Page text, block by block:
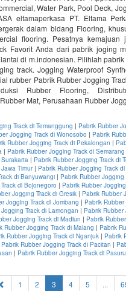
Water Park, Pool Deck,
eltamaperkasa PT. Eltama
dalam bidang Flooring,
flooring. Pesatnya kemajuan
Favorit Anda dari pabrik joging
di m.indonesian. Pilihlah
track. Jogging Waterproof
rubber Pabrik Rubber Jogging
Rubber Flooring,
Mat, Perusahaan Rubber
Track di Temanggung | Pabrik Rubber
Jogging Track di Wonosobo | Pabrik
Rubber Jogging Track di Pekalongan |
| Pabrik Rubber Jogging Track di Semarang
| Pabrik Rubber Jogging Track di
Timur| Pabrik Rubber Jogging Track
di Banyuwangi | Pabrik Rubber Jogging
di Bojonegoro | Pabrik Rubber
Jogging Track di Gresik | Pabrik Rubber
Jogging Track di Jombang | Pabrik
Track di Lamongan | Pabrik Rubber
Jogging Track di Madiun | Pabrik
Rubber Jogging Track di Malang | Pabrik
Rubber Jogging Track di Nganjuk | Pabrik
Pabrik Rubber Jogging Track di Pacitan |
| Pabrik Rubber Jogging Track di
1 2 3 (current)
4 5 ...